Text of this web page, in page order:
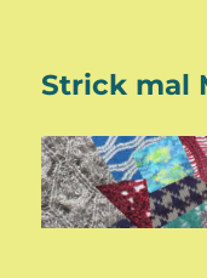
Strick mal